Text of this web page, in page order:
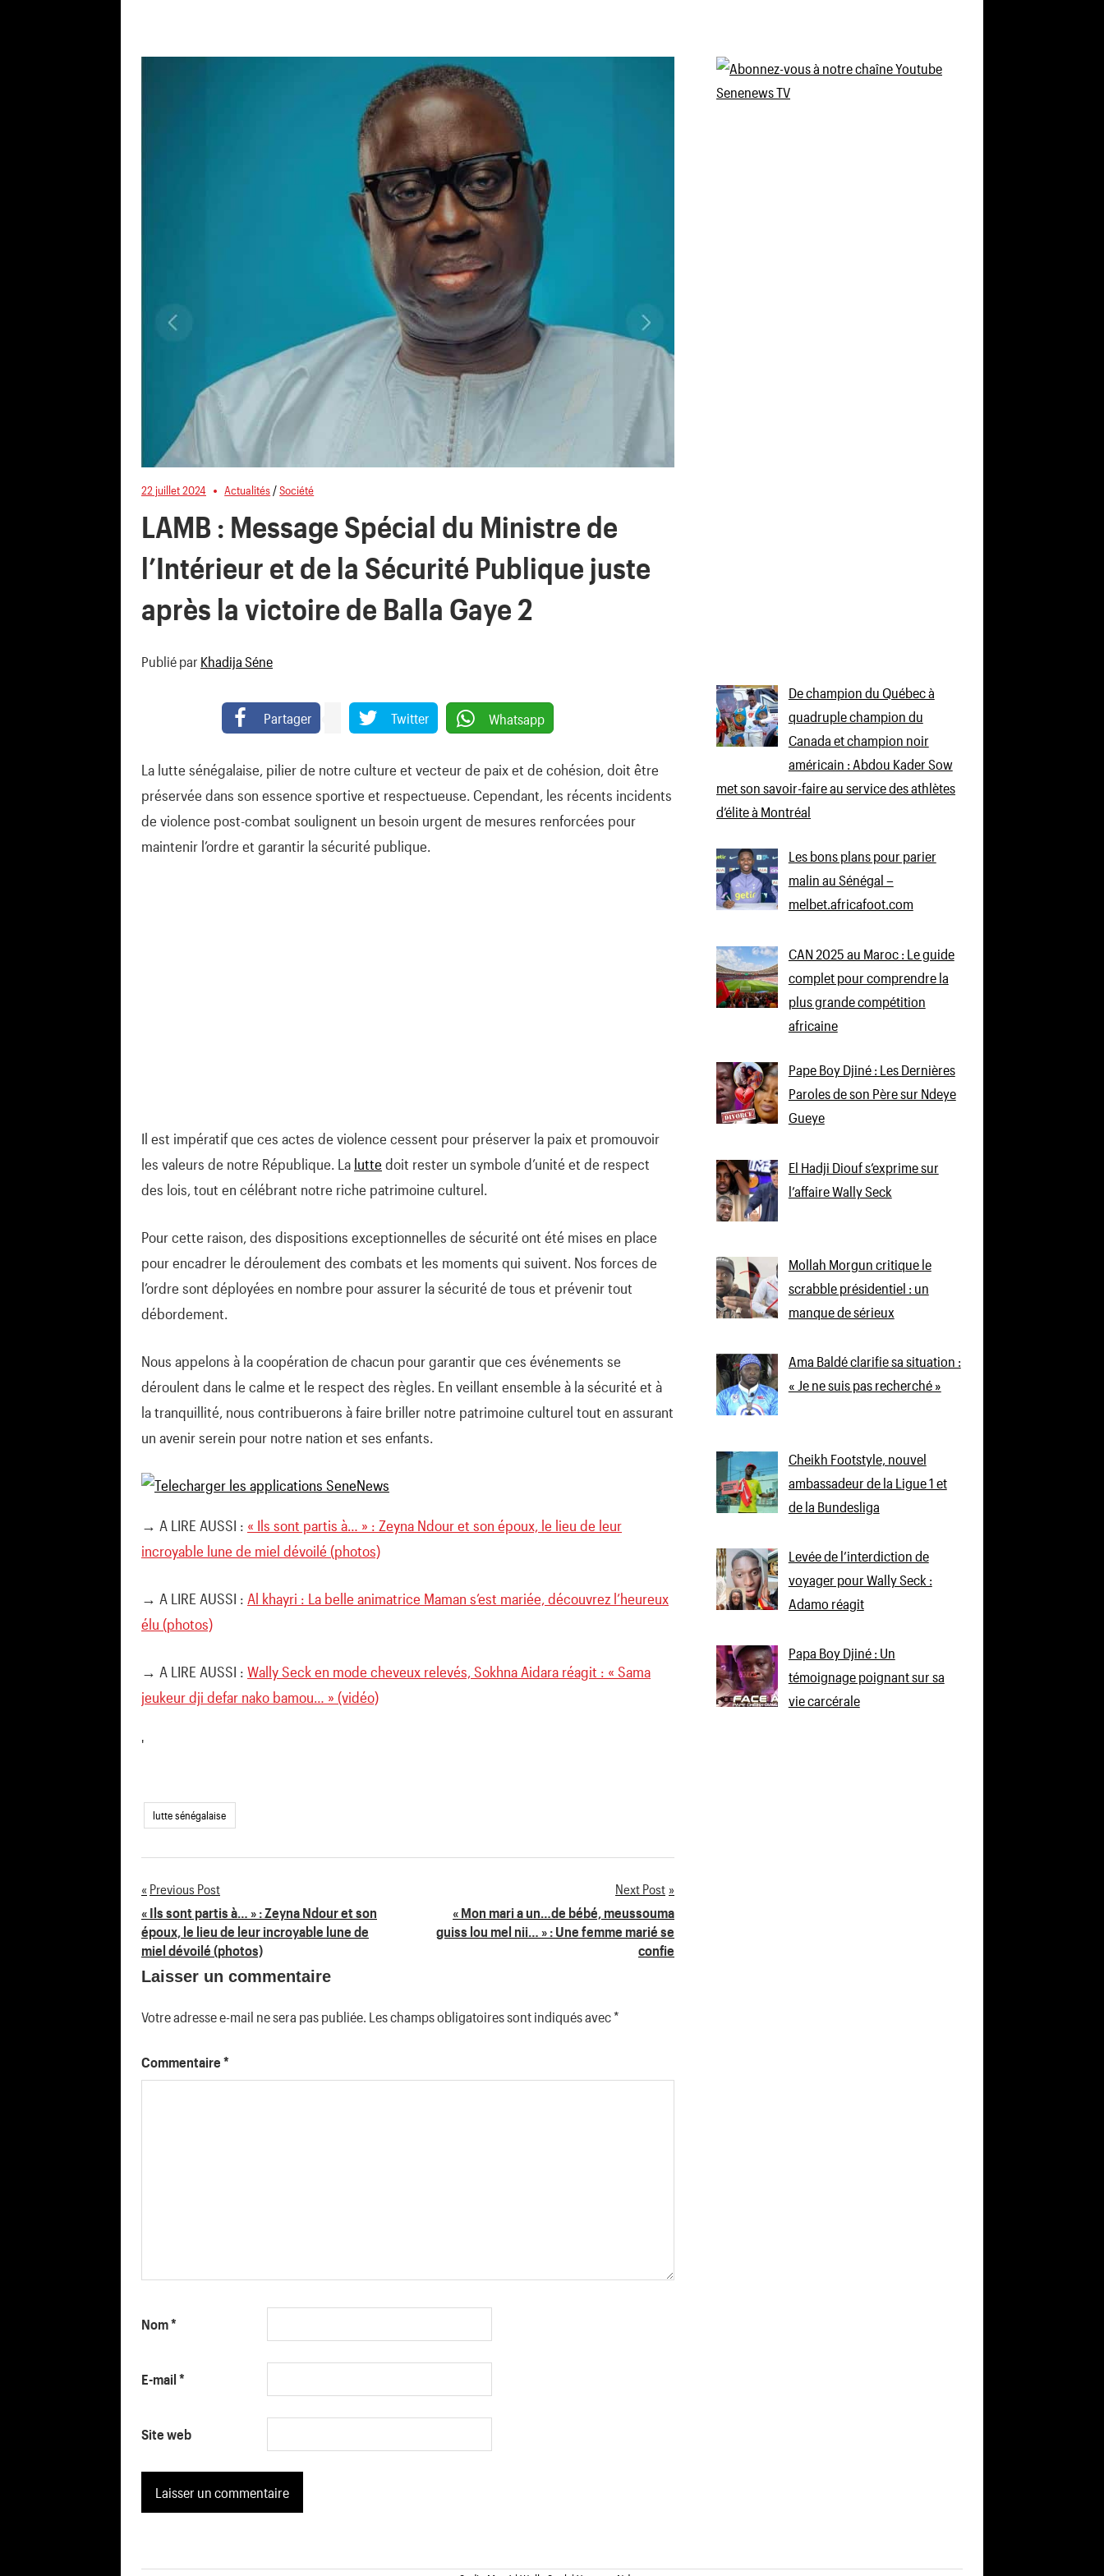
22 juillet 2024 Actualités /Société
LAMB : Message Spécial du Ministre de
l’Intérieur et de la Sécurité Publique juste
après la victoire de Balla Gaye 2
Publié par Khadija Séne
Partager Twitter Whatsapp
La lutte sénégalaise, pilier de notre culture et vecteur de paix et de cohésion, doit être
préservée dans son essence sportive et respectueuse. Cependant, les récents incidents
de violence post-combat soulignent un besoin urgent de mesures renforcées pour
maintenir l’ordre et garantir la sécurité publique.
Il est impératif que ces actes de violence cessent pour préserver la paix et promouvoir
les valeurs de notre République. La lutte doit rester un symbole d’unité et de respect
des lois, tout en célébrant notre riche patrimoine culturel.
Pour cette raison, des dispositions exceptionnelles de sécurité ont été mises en place
pour encadrer le déroulement des combats et les moments qui suivent. Nos forces de
l’ordre sont déployées en nombre pour assurer la sécurité de tous et prévenir tout
débordement.
Nous appelons à la coopération de chacun pour garantir que ces événements se
déroulent dans le calme et le respect des règles. En veillant ensemble à la sécurité et à
la tranquillité, nous contribuerons à faire briller notre patrimoine culturel tout en assurant
un avenir serein pour notre nation et ses enfants.
→ A LIRE AUSSI : « Ils sont partis à… » : Zeyna Ndour et son époux, le lieu de leur
incroyable lune de miel dévoilé (photos)
→ A LIRE AUSSI : Al khayri : La belle animatrice Maman s’est mariée, découvrez l’heureux
élu (photos)
→ A LIRE AUSSI : Wally Seck en mode cheveux relevés, Sokhna Aidara réagit : « Sama
jeukeur dji defar nako bamou… » (vidéo)
'
lutte sénégalaise
Navigation
de
l’article
Previous Post
« Ils sont partis à… » : Zeyna Ndour et son
époux, le lieu de leur incroyable lune de
miel dévoilé (photos)
Next Post
« Mon mari a un…de bébé, meussouma
guiss lou mel nii… » : Une femme marié se
confie
Laisser un commentaire
Votre adresse e-mail ne sera pas publiée. Les champs obligatoires sont indiqués avec*
Commentaire *
Nom*
E-mail *
Site web
De champion du Québec à
quadruple champion du
Canada et champion noir
américain : Abdou Kader Sow
met son savoir-faire au service des athlètes
d’élite à Montréal
Les bons plans pour parier
malin au Sénégal –
melbet.africafoot.com
CAN 2025 au Maroc : Le guide
complet pour comprendre la
plus grande compétition
africaine
Pape Boy Djiné : Les Dernières
Paroles de son Père sur Ndeye
Gueye
El Hadji Diouf s’exprime sur
l’affaire Wally Seck
Mollah Morgun critique le
scrabble présidentiel : un
manque de sérieux
Ama Baldé clarifie sa situation :
« Je ne suis pas recherché »
Cheikh Footstyle, nouvel
ambassadeur de la Ligue 1 et
de la Bundesliga
Levée de l’interdiction de
voyager pour Wally Seck :
Adamo réagit
Papa Boy Djiné : Un
témoignage poignant sur sa
vie carcérale